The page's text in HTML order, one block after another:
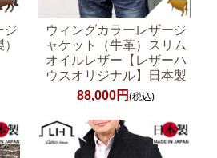
ジ
ウィングカラーレザージ
ャケット（牛革）スリム
オイルレザー【レザーハ
ウスオリジナル】日本製
88,000円(税込)